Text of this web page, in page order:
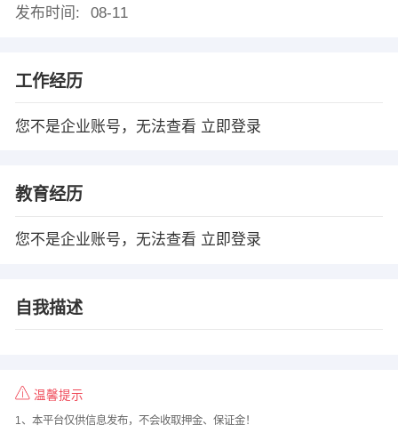
发布时间:
08-11
工作经历
您不是企业账号，无法查看 立即登录
教育经历
您不是企业账号，无法查看 立即登录
自我描述
温馨提示
1、本平台仅供信息发布，不会收取押金、保证金！